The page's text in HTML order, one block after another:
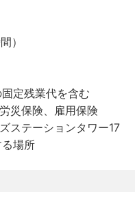
でに累計39億円の資金
、医療の働き方改革を
ため、ベトナム・ハノ
ーと連携しながら、生
がやるべき判断と改善
。
）
定残業代を含む
災保険、雇⽤保険
ステーションタワー17
場所